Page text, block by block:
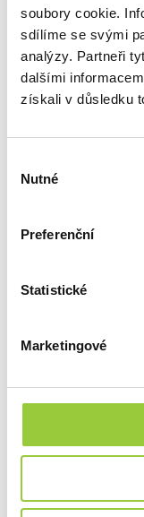
soubory cookie.
sdílíme se svými
analýzy. Partneři
dalšími
získali v důsledku
souhlasu
Nutné
Preferenční
Statistické
Marketingové
ZOBRAZIT